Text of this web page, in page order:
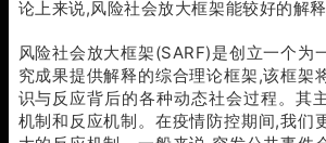
论上来说,风险社会放大框架能较好的解释
风险社会放大框架(SARF)是创立一个为
究成果提供解释的综合理论框架,该框架
识与反应背后的各种动态社会过程。其
机制和反应机制。在疫情防控期间,我们